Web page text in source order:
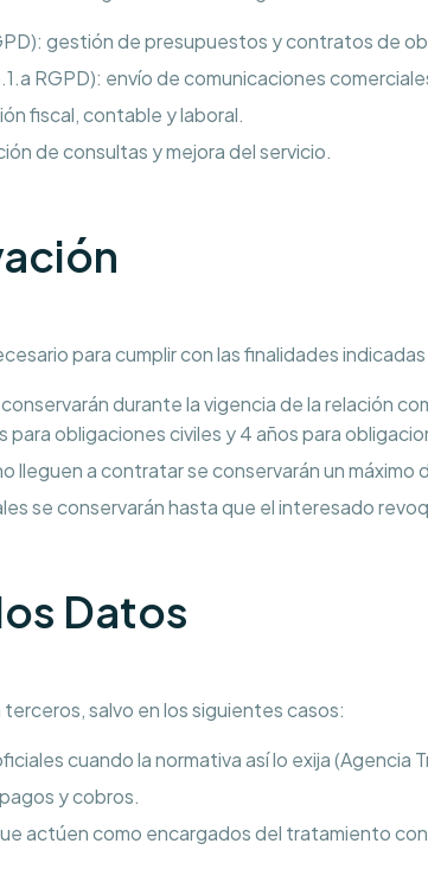
gestión de presupuestos y contratos de
RGPD): envío de comunicaciones
fiscal, contable y laboral.
de consultas y mejora del servicio.
para cumplir con las finalidades
durante la vigencia de la relación
obligaciones civiles y 4 años para
lleguen a contratar se conservarán un máximo
se conservarán hasta que el interesado
Datos
salvo en los siguientes casos:
cuando la normativa así lo exija (Agencia
y cobros.
actúen como encargados del tratamiento